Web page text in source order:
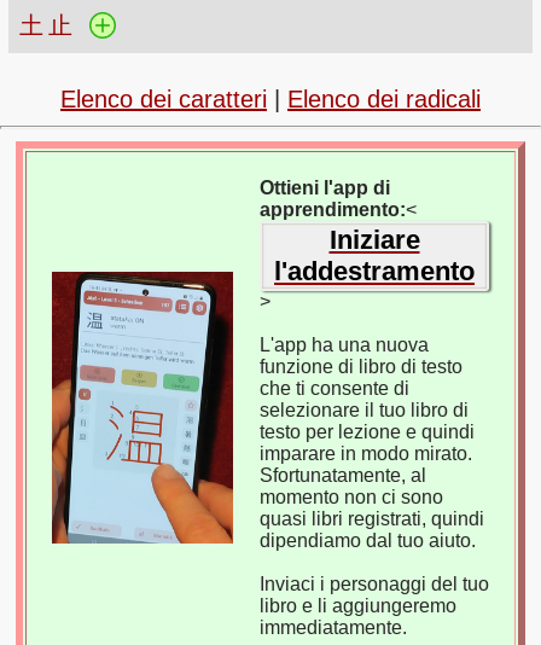
土 止
Elenco dei caratteri Elenco dei radicali
Ottieni l'app di
apprendimento:<
Iniziare
l'addestramento
>
L'app ha una nuova
funzione di libro di testo
che ti consente di
selezionare il tuo libro di
testo per lezione e quindi
imparare in modo mirato.
Sfortunatamente, al
momento non ci sono
quasi libri registrati, quindi
dipendiamo dal tuo aiuto.
Inviaci i personaggi del tuo
libro e li aggiungeremo
immediatamente.